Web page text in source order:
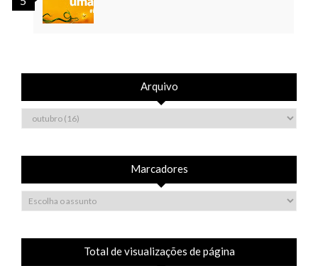
Arquivo
Marcadores
Total de visualizações de página